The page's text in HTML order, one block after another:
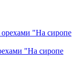
"На сиропе